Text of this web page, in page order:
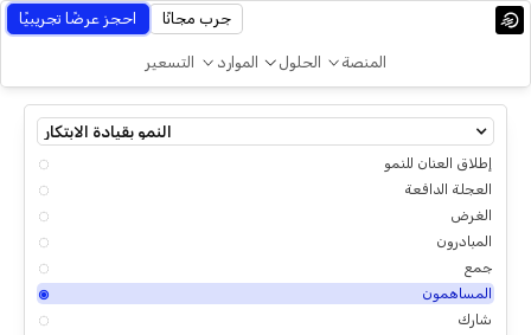
المنصة الحلول الموارد التسعير
جرب مجانًا احجز عرضًا تجريبيًا
النمو بقيادة الابتكار
إطلاق العنان للنمو
العجلة الدافعة
الغرض
المبادرون
جمع
المساهمون
شارك